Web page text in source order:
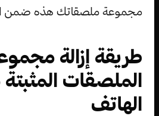
مجموعة ملصقاتك هذه ضمن
طريقة إزالة
الملصقات
الهاتف